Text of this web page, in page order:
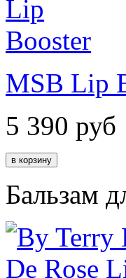
MSB Lip
5 390 руб
Бальзам